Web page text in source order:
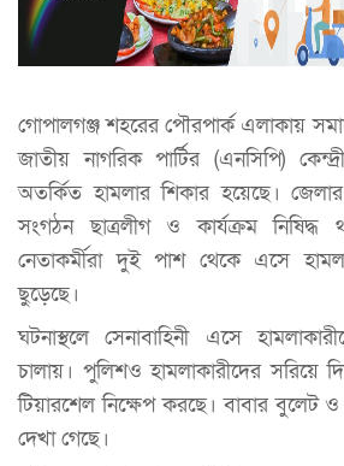
গোপালগঞ্জ শহরের পৌরপার্ক এলাকায়
জাতীয় নাগরিক পার্টির (এনসিপি)
অতর্কিত হামলার শিকার হয়েছে।
সংগঠন ছাত্রলীগ ও কার্যক্রম নিষিদ্ধ
নেতাকর্মীরা দুই পাশ থেকে এসে
ছুড়েছে।
ঘটনাস্থলে সেনাবাহিনী এসে
চালায়। পুলিশও হামলাকারীদের সরিয়ে
টিয়ারশেল নিক্ষেপ করছে। বাবার বুলেট
দেখা গেছে।